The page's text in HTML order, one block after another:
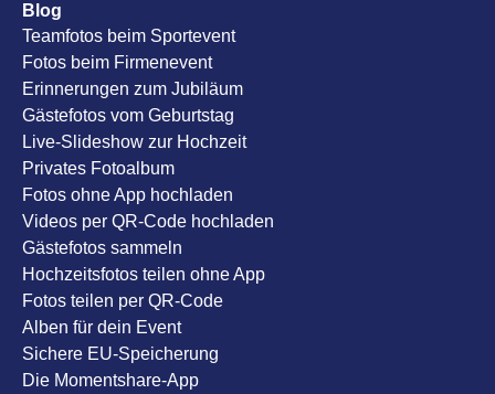
Blog
Teamfotos beim Sportevent
Fotos beim Firmenevent
Erinnerungen zum Jubiläum
Gästefotos vom Geburtstag
Live-Slideshow zur Hochzeit
Privates Fotoalbum
Fotos ohne App hochladen
Videos per QR-Code hochladen
Gästefotos sammeln
Hochzeitsfotos teilen ohne App
Fotos teilen per QR-Code
Alben für dein Event
Sichere EU-Speicherung
Die Momentshare-App